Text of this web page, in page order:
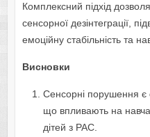
Комплексний підхід
сенсорної дезінтеграції,
емоційну стабільність та
Висновки
Сенсорні порушення є
що впливають на
дітей з РАС.